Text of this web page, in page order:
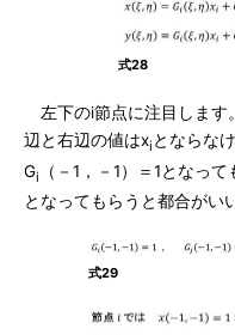
式28
左下のi節点に注目します
辺と右辺の値はxi とならな
Gi
（－1，－1）＝1となっ
となってもらうと都合がい
式29